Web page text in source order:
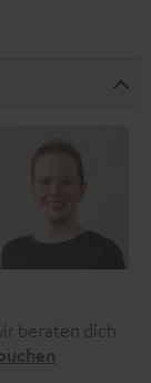
beraten dich